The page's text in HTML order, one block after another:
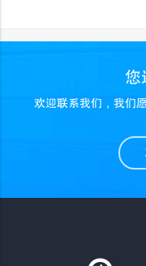
您
欢迎联系我们，我们